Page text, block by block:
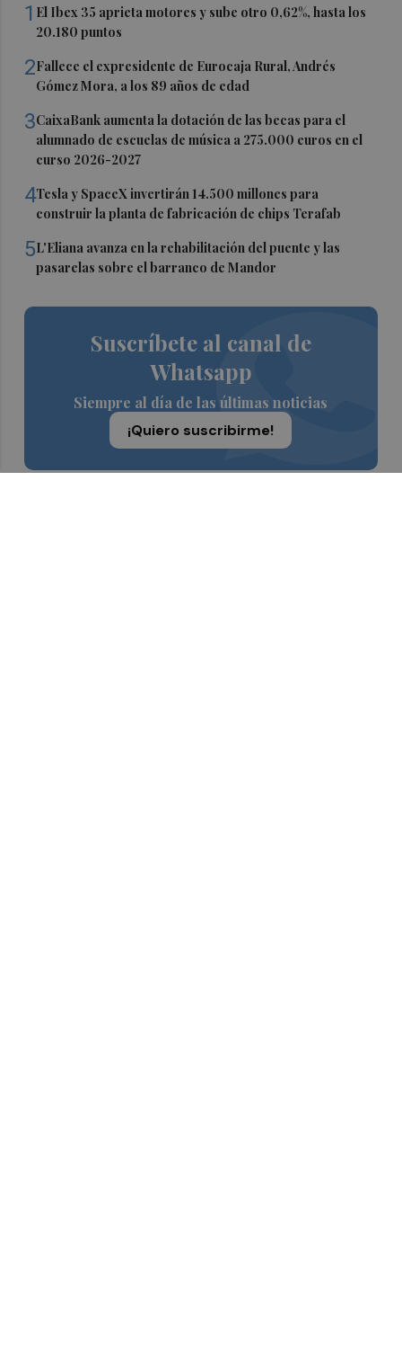
1 El Ibex 35 aprieta motores y sube otro 0,62%, hasta los
20.180 puntos
2Fallece el expresidente de Eurocaja Rural, Andrés
Gómez Mora, a los 89 años de edad
3CaixaBank aumenta la dotación de las becas para el
alumnado de escuelas de música a 275.000 euros en el
curso 2026-2027
4Tesla y SpaceX invertirán 14.500 millones para
construir la planta de fabricación de chips Terafab
5L'Eliana avanza en la rehabilitación del puente y las
pasarelas sobre el barranco de Mandor
Suscríbete al canal de
Whatsapp
Siempre al día de las últimas noticias
¡Quiero suscribirme!